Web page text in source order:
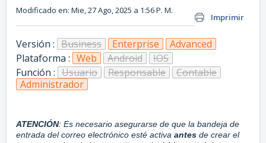
Imprimir
Modificado en: Mie, 27 Ago, 2025 a 1:56 P. M.
Versión : Business Enterprise
Advanced
Plataforma : Web Android
IOS
Función : Usuario Responsable
Contable
Administrador
ATENCIÓN: Es necesario asegurarse de que la bandeja de
entrada del correo electrónico esté activa antes de crear el